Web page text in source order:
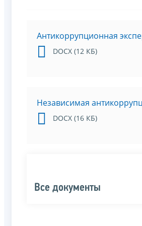
Антикоррупционная
DOCX (12 КБ)
Независимая
DOCX (16 КБ)
Все документы